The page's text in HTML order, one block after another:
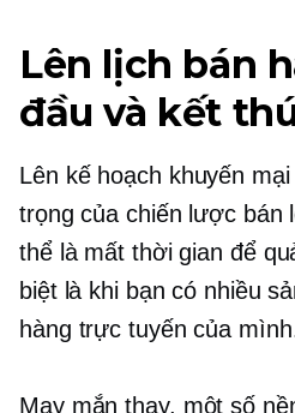
Lên lịch bán
đầu và kết
Lên kế hoạch khuyến
trọng của chiến lược bán
thể là mất thời gian để
biệt là khi bạn có nhiều
hàng trực tuyến của
May mắn thay, một số